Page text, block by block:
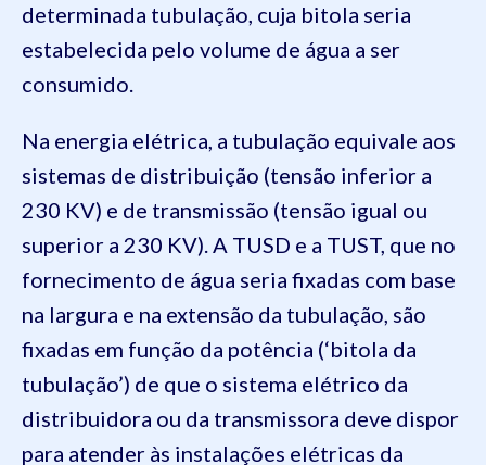
determinada tubulação, cuja bitola seria
estabelecida pelo volume de água a ser
consumido.
Na energia elétrica, a tubulação equivale aos
sistemas de distribuição (tensão inferior a
230 KV) e de transmissão (tensão igual ou
superior a 230 KV). A TUSD e a TUST, que no
fornecimento de água seria fixadas com base
na largura e na extensão da tubulação, são
fixadas em função da potência (‘bitola da
tubulação’) de que o sistema elétrico da
distribuidora ou da transmissora deve dispor
para atender às instalações elétricas da